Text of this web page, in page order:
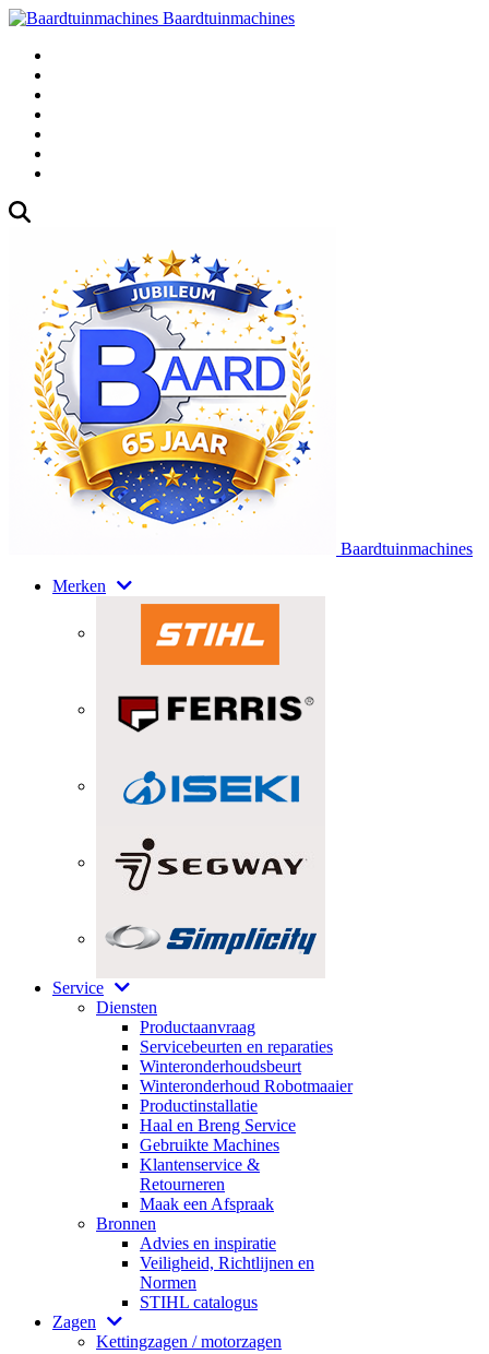
Baardtuinmachines
Baardtuinmachines
Merken
Service
Diensten
Productaanvraag
Servicebeurten en reparaties
Winteronderhoudsbeurt
Winteronderhoud Robotmaaier
Productinstallatie
Haal en Breng Service
Gebruikte Machines
Klantenservice &
Retourneren
Maak een Afspraak
Bronnen
Advies en inspiratie
Veiligheid, Richtlijnen en
Normen
STIHL catalogus
Zagen
Kettingzagen / motorzagen